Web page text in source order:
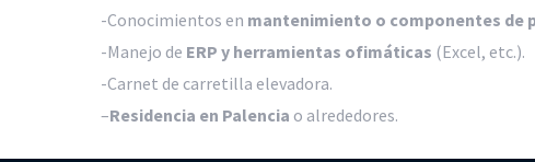
-Conocimientos en mantenimiento o componentes de
-Manejo de ERP y herramientas ofimáticas (Excel, etc.).
-Carnet de carretilla elevadora.
–Residencia en Palencia o alrededores.